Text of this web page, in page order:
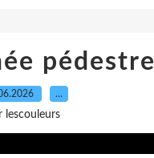
pédestre
…
lescouleurs